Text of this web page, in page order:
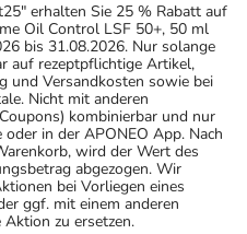
erhalten Sie 25 % Rabatt auf
Oil Control LSF 50+, 50 ml
bis 31.08.2026. Nur solange
auf rezeptpflichtige Artikel,
und Versandkosten sowie bei
Nicht mit anderen
kombinierbar und nur
in der APONEO App. Nach
wird der Wert des
abgezogen. Wir
bei Vorliegen eines
ggf. mit einem anderen
Aktion zu ersetzen.